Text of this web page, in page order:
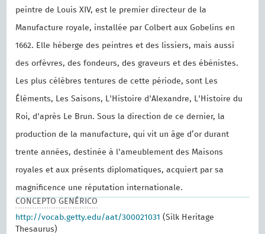
peintre de Louis XIV, est le premier directeur de la
Manufacture royale, installée par Colbert aux Gobelins en
1662. Elle héberge des peintres et des lissiers, mais aussi
des orfèvres, des fondeurs, des graveurs et des ébénistes.
Les plus célèbres tentures de cette période, sont Les
Éléments, Les Saisons, L'Histoire d'Alexandre, L'Histoire du
Roi, d'après Le Brun. Sous la direction de ce dernier, la
production de la manufacture, qui vit un âge d’or durant
trente années, destinée à l'ameublement des Maisons
royales et aux présents diplomatiques, acquiert par sa
magnificence une réputation internationale.
CONCEPTO GENÉRICO
http://vocab.getty.edu/aat/300021031 (Silk Heritage
Thesaurus)